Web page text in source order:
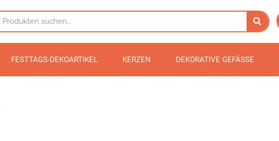
FESTTAGS-DEKOARTIKEL KERZEN DEKORATIVE GEFÄSSE